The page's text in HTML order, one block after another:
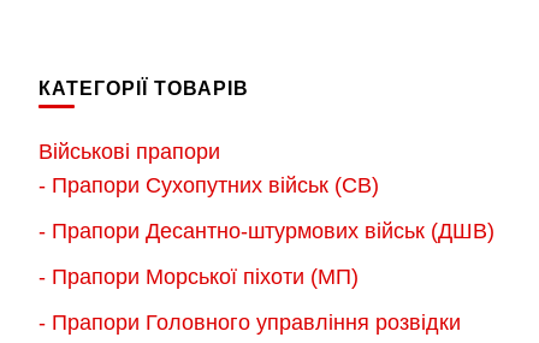
варіантів.
можна
вибрати
сторінці
товару
на
КАТЕГОРІЇ ТОВАРІВ
Військові прапори
- Прапори Сухопутних військ (СВ)
- Прапори Десантно-штурмових військ (ДШВ)
- Прапори Морської піхоти (МП)
- Прапори Головного управління розвідки